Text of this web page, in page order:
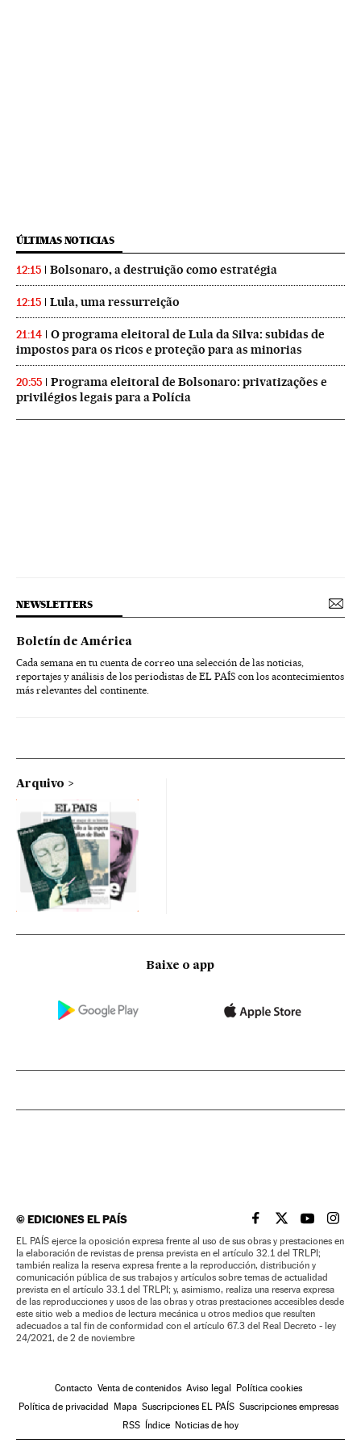
ÚLTIMAS NOTICIAS
12:15 Bolsonaro, a destruição como estratégia
12:15 Lula, uma ressurreição
21:14
O programa eleitoral de Lula da Silva: subidas de
impostos para os ricos e proteção para as minorias
20:55
Programa eleitoral de Bolsonaro: privatizações e
privilégios legais para a Polícia
NEWSLETTERS
Boletín de América
Cada semana en tu cuenta de correo una selección de las noticias,
reportajes y análisis de los periodistas de EL PAÍS con los acontecimientos
más relevantes del continente.
Arquivo
Baixe o app
©EDICIONES EL PAÍS EL PAÍS BRASIL EN
EL PAÍSEL PAÍS
EL
EL PAÍS ejerce la oposición expresa frente al uso de sus obras y prestaciones en
la elaboración de revistas de prensa prevista en el artículo 32.1 del TRLPI;
también realiza la reserva expresa frente a la reproducción, distribución y
comunicación pública de sus trabajos y artículos sobre temas de actualidad
prevista en el artículo 33.1 del TRLPI; y, asimismo, realiza una reserva expresa
de las reproducciones y usos de las obras y otras prestaciones accesibles desde
este sitio web a medios de lectura mecánica u otros medios que resulten
adecuados a tal fin de conformidad con el artículo 67.3 del Real Decreto - ley
24/2021, de 2 de noviembre
Contacto Venta de contenidos Aviso legal Política cookies
Política de privacidad Mapa Suscripciones EL PAÍS Suscripciones empresas
RSS Índice Noticias de hoy